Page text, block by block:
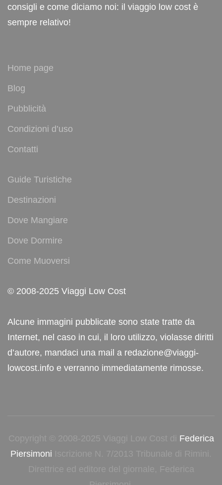
consigli e come diciamo noi: il viaggio low cost è
sempre relativo!
Home page
Blog
Pubblicità
Condizioni d’uso
Contatti
Guide Turistiche
Destinazioni
Dove Mangiare
Dove Dormire
Come Muoversi
© 2008-2025 Viaggi Low Cost
Alcune immagini pubblicate sono state tratte da
Internet, nel caso in cui, il loro utilizzo, violasse diritti
d’autore, mandaci una mail a redazione@viaggi-
lowcost.info e verranno immediatamente rimosse.
Copyright © 2008-2025 Viaggi Low Cost di Federica
Piersimoni Iscrizione N. 7/2013 Tribunale di Rimini.
Direttrice ed editore del giornale, Federica